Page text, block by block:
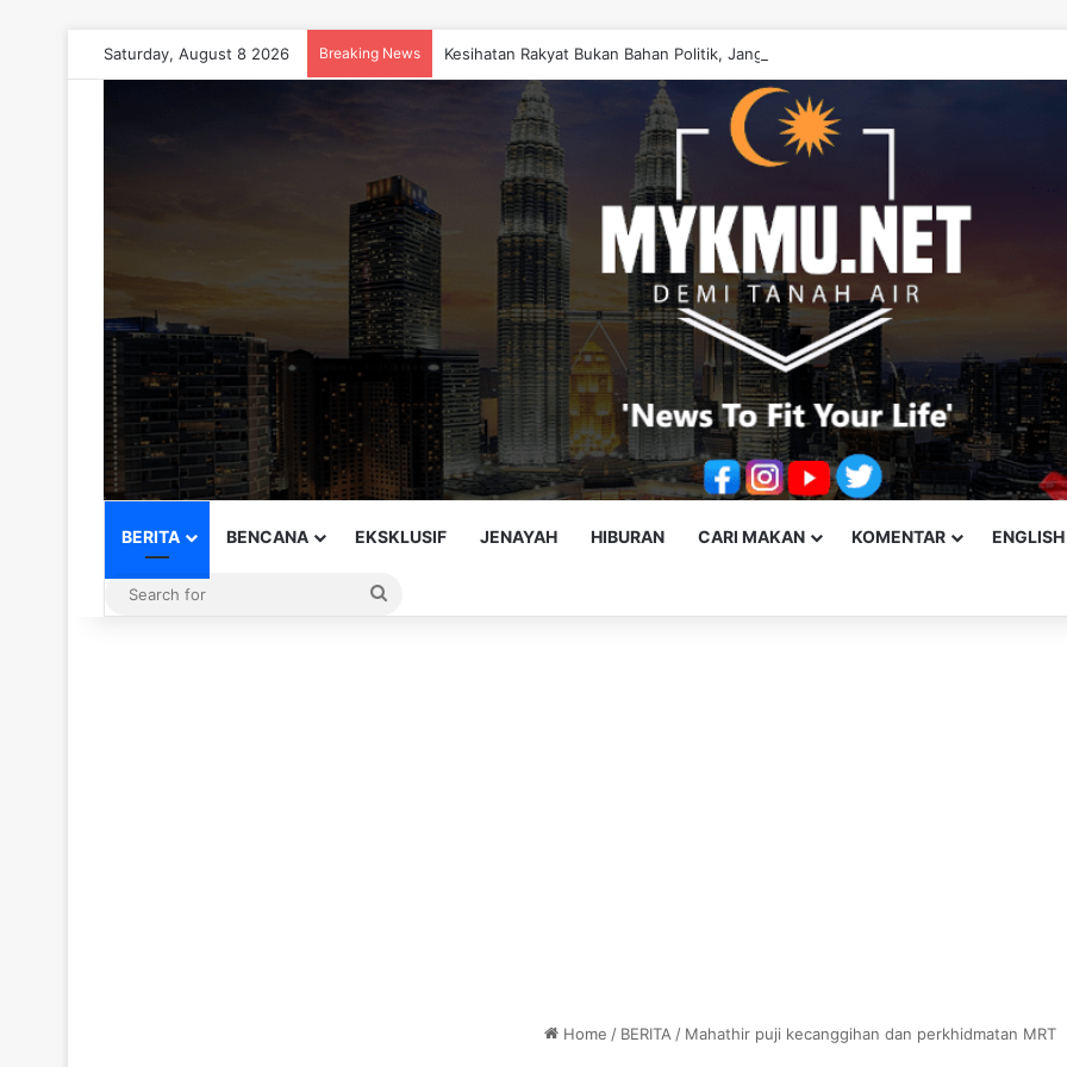
Saturday, August 8 2026 Breaking News Kesihatan Rakyat Bukan Bahan Politik, Jangan Salahkan Onn Hafiz – Haslinda Salleh
BERITA BENCANA EKSKLUSIF JENAYAH HIBURAN CARI MAKAN KOMENTAR
Home / BERITA / Mahathir puji kecanggihan dan perkhidmatan MRT